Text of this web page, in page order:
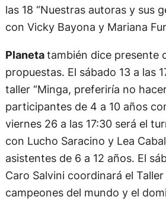
las 18 “Nuestras autoras y sus
con Vicky Bayona y Mariana
Planetatambién dice presente
propuestas. El sábado 13 a las
taller “Minga, preferiría no
participantes de 4 a 10 años
viernes 26 a las 17:30 será el
con Lucho Saracino y Lea
asistentes de 6 a 12 años. El
Caro Salvini coordinará el
campeones del mundo y el